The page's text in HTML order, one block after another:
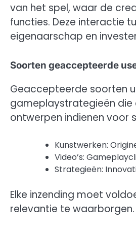
van het spel, waar de
functies. Deze interactie
eigenaarschap en
Soorten geaccepteerde
Geaccepteerde soorten
gameplaystrategieën die
ontwerpen indienen voor
Kunstwerken:
Video’s:
Strategieën:
Elke inzending moet
relevantie te